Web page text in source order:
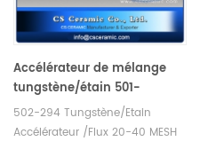
Accélérateur de mélange
tungstène/étain 501-
008/502-294 /20—40 Mesh
502-294 Tungstène/Etain
Accélérateur /Flux 20-40 MESH